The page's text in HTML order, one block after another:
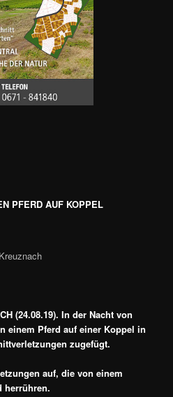
PFERD AUF KOPPEL
(24.08.19). In der Nacht von
einem Pferd auf einer Koppel in
zugefügt.
auf, die von einem
herrühren.